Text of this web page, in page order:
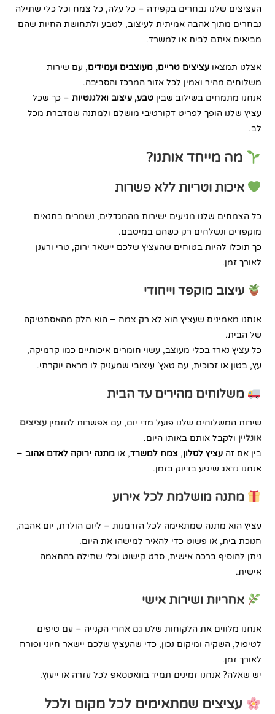
העציצים שלנו נבחרים בקפידה – כל עלה, כל צמח וכל כלי שתילה
נבחרים מתוך אהבה אמיתית לעיצוב, לטבע ולתחושת החיות שהם
מביאים איתם לבית או למשרד.
אצלנו תמצאועציצים טריים, מעוצבים ועמידים, עם שירות
משלוחים מהיר ואמין לכל אזור המרכז והסביבה.
אנחנו מתמחים בשילוב שביןטבע, עיצוב ואלגנטיות – כך שכל
עציץ שלנו הופך לפריט דקורטיבי מושלם ולמתנה שמדברת מכל
לב.
מה מייחד אותנו?
איכות וטריות ללא פשרות
כל הצמחים שלנו מגיעים ישירות מהמגדלים, נשמרים בתנאים
מוקפדים ונשלחים רק כשהם במיטבם.
כך תוכלו להיות בטוחים שהעציץ שלכם יישאר ירוק, טרי ורענן
לאורך זמן.
עיצוב מוקפד וייחודי
אנחנו מאמינים שעציץ הוא לא רק צמח – הוא חלק מהאסתטיקה
של הבית.
כל עציץ נארז בכלי מעוצב, עשוי חומרים איכותיים כמו קרמיקה,
עץ, בטון או זכוכית, עם טאץ’ עיצובי שמעניק לו מראה יוקרתי.
משלוחים מהירים עד הבית
שירות המשלוחים שלנו פועל מדי יום, עם אפשרות להזמיןעציצים
אונליין ולקבל אותם באותו היום.
בין אם זהעציץ לסלון,צמח למשרד, אומתנה ירוקה לאדם אהוב –
אנחנו נדאג שיגיע בדיוק בזמן.
מתנה מושלמת לכל אירוע
עציץ הוא מתנה שמתאימה לכל הזדמנות – ליום הולדת, יום אהבה,
חנוכת בית, או פשוט כדי להאיר למישהו את היום.
ניתן להוסיף ברכה אישית, סרט קישוט וכלי שתילה בהתאמה
אישית.
אחריות ושירות אישי
אנחנו מלווים את הלקוחות שלנו גם אחרי הקנייה – עם טיפים
לטיפול, השקיה ומיקום נכון, כדי שהעציץ שלכם יישאר חיוני ופורח
לאורך זמן.
יש שאלה? אנחנו זמינים תמיד בוואטסאפ לכל עזרה או ייעוץ.
עציצים שמתאימים לכל מקום ולכל